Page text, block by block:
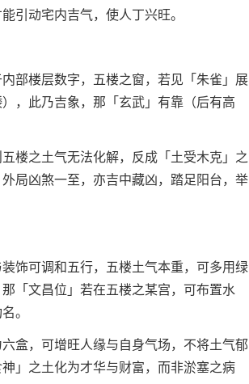
引动宅内吉气，使人丁兴旺。
部楼层数字，五楼之窗，若见「朱雀」展
，此乃吉象，那「玄武」有靠（后有高
楼之土气无法化解，反成「土受木克」之
局凶煞一至，亦吉中藏凶，踏足阳台，举
饰可调和五行，五楼土气本重，可多用绿
「文昌位」若在五楼之某宫，可布置水
。
盒，可增旺人缘与自身气场，不将土气郁
」之土化为才华与财富，而非淤塞之病